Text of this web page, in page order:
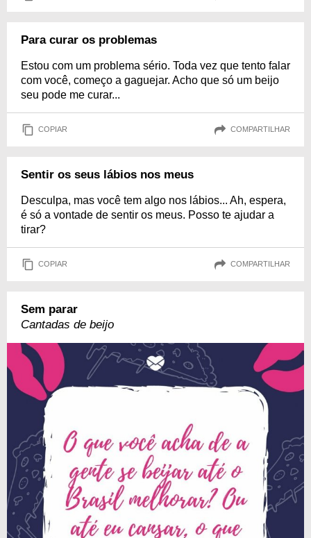
Para curar os problemas
Estou com um problema sério. Toda vez que tento falar
com você, começo a gaguejar. Acho que só um beijo
seu pode me curar...
COPIAR COMPARTILHAR
Sentir os seus lábios nos meus
Desculpa, mas você tem algo nos lábios... Ah, espera,
é só a vontade de sentir os meus. Posso te ajudar a
tirar?
COPIAR COMPARTILHAR
Sem parar
Cantadas de beijo